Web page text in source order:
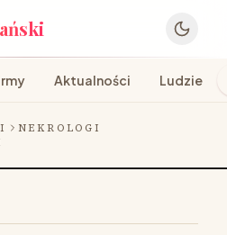
Aktualności Ludzie
NEKROLOGI